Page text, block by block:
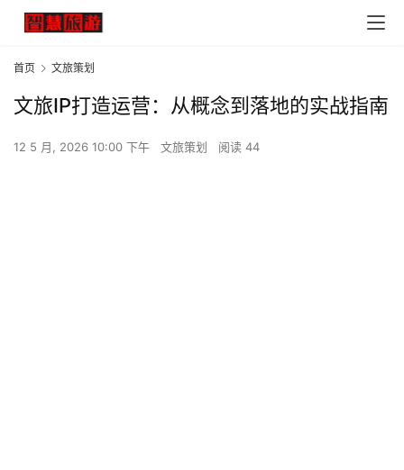
首页 文旅策划
文旅IP打造运营：从概念到落地的实战指南
12 5 月, 2026 10:00 下午 文旅策划 阅读 44